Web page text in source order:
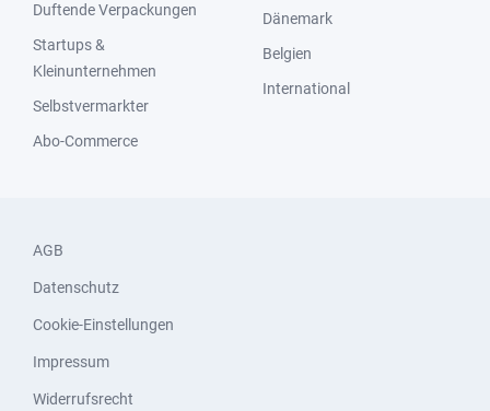
Duftende Verpackungen
Startups &
Kleinunternehmen
Selbstvermarkter
Abo-Commerce
Dänemark
Belgien
International
AGB
Datenschutz
Cookie-Einstellungen
Impressum
Widerrufsrecht